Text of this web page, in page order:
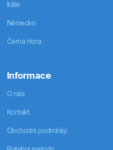
Itálie
Německo
Černá Hora
Informace
O nás
Kontakt
Obchodní podmínky